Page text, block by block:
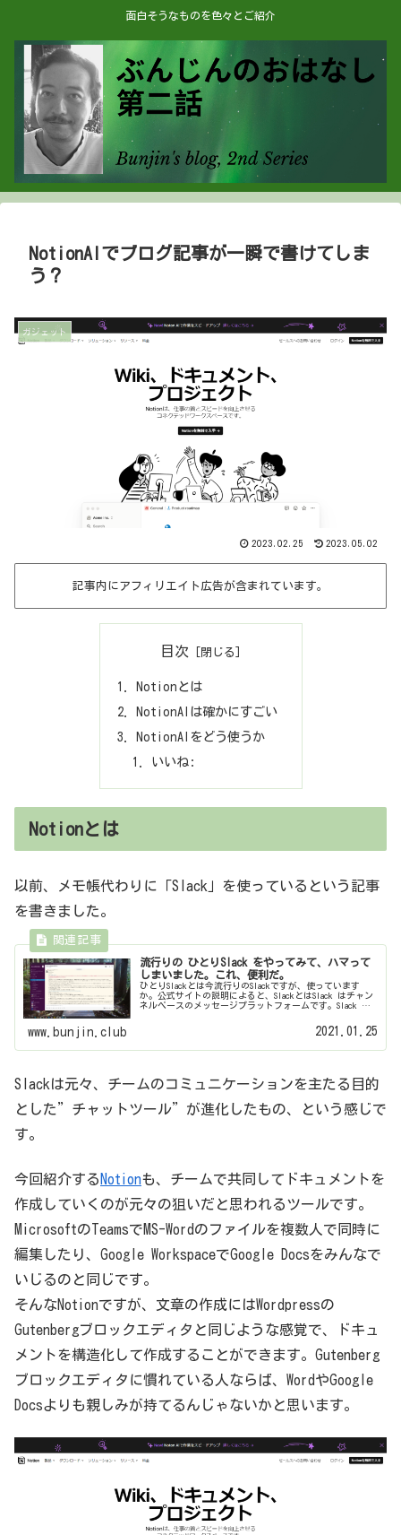
面白そうなものを色々とご紹介
NotionAIでブログ記事が一瞬で書けてしま
う？
ガジェット
2023.02.25 2023.05.02
記事内にアフィリエイト広告が含まれています。
目次
Notionとは
NotionAIは確かにすごい
NotionAIをどう使うか
いいね:
Notionとは
以前、メモ帳代わりに「Slack」を使っているという記事
を書きました。
流行りの ひとりSlack をやってみて、ハマって
しまいました。これ、便利だ。
ひとりSlackとは今流行りのSlackですが、使っています
か。公式サイトの説明によると、SlackとはSlack はチャン
ネルベースのメッセージプラットフォームです。Slack を
www.bunjin.club 2021.01.25
Slackは元々、チームのコミュニケーションを主たる目的
とした”チャットツール”が進化したもの、という感じで
す。
今回紹介する Notionも、チームで共同してドキュメントを
作成していくのが元々の狙いだと思われるツールです。
MicrosoftのTeamsでMS-Wordのファイルを複数人で同時に
編集したり、Google WorkspaceでGoogle Docsをみんなで
いじるのと同じです。
そんなNotionですが、文章の作成にはWordpressの
Gutenbergブロックエディタと同じような感覚で、ドキュ
メントを構造化して作成することができます。Gutenberg
ブロックエディタに慣れている人ならば、WordやGoogle
Docsよりも親しみが持てるんじゃないかと思います。